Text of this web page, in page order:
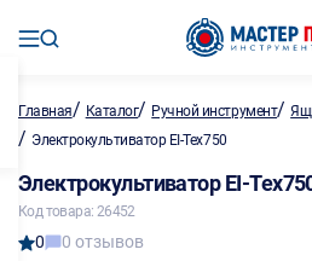
Главная/ Каталог/ Ручной инструмент/
/ Электрокультиватор EI-Tex750
Электрокультиватор EI-
Код товара: 26452
0 0 отзывов